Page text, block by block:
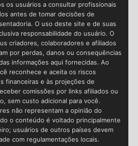
os usuários a consultar profissionais
antes de tomar decisões de
O uso deste site e de suas
responsabilidade do usuário. O
criadores, colaboradores e afiliados
por perdas, danos ou consequências
informações aqui fornecidas. Ao
reconhece e aceita os riscos
financeiras e às projeções de
comissões por links afiliados ou
sem custo adicional para você.
não representam a opinião do
o conteúdo é voltado principalmente
usuários de outros países devem
com regulamentações locais.